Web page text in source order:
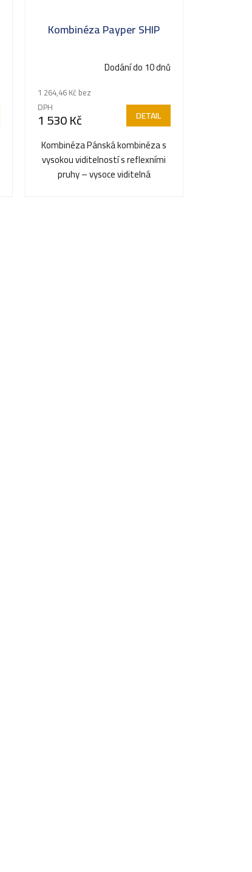
Kombinéza Payper SHIP
Dodání do 10 dnů
1 264,46 Kč bez
DPH
1 530 Kč DETAIL
Kombinéza Pánská kombinéza s
vysokou viditelností s reflexními
pruhy – vysoce viditelná